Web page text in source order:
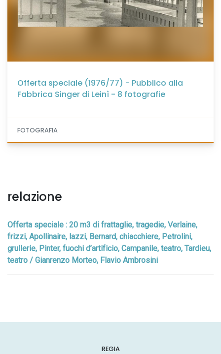
Offerta speciale (1976/77) - Pubblico alla
Fabbrica Singer di Leinì - 8 fotografie
FOTOGRAFIA
relazione
Offerta speciale : 20 m3 di frattaglie, tragedie, Verlaine,
frizzi, Apollinaire, lazzi, Bernard, chiacchiere, Petrolini,
grullerie, Pinter, fuochi d’artificio, Campanile, teatro, Tardieu,
teatro / Gianrenzo Morteo, Flavio Ambrosini
REGIA